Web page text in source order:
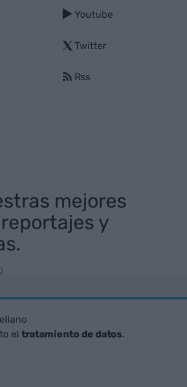
Youtube
Twitter
Rss
mejores
y
el tratamiento de datos.